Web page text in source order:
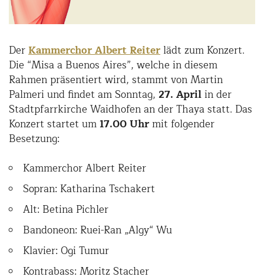
DerKammerchor Albert Reiter lädt zum Konzert.
Die “Misa a Buenos Aires”, welche in diesem
Rahmen präsentiert wird, stammt von Martin
Palmeri und findet am Sonntag, 27. Aprilin der
Stadtpfarrkirche Waidhofen an der Thaya statt. Das
Konzert startet um17.00 Uhr mit folgender
Besetzung:
Kammerchor Albert Reiter
Sopran: Katharina Tschakert
Alt: Betina Pichler
Bandoneon: Ruei-Ran „Algy“ Wu
Klavier: Ogi Tumur
Kontrabass: Moritz Stacher